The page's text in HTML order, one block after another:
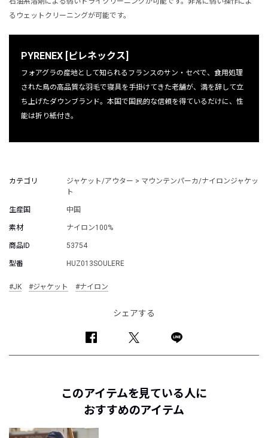
るウェットクリーニングが可能です。
PYRENEX [ピレネックス]
フォアグラの産地として知られるフランスのサン・セペで、食用処理
された鳥の高品質な羽毛で寝具を手掛けてきた老舗が、満を辞して立
ち上げたダウンブランド。本国で国民的な信頼を得ているだけに、性
能は折り紙付き。
カテゴリ
ジャケット/アウター > マウンテンパーカ/ナイロンジャケッ
ト
生産国 中国
素材 ナイロン100%
商品ID 53754
型番 HUZ013SOULERE
#JK #ジャケット #ナイロン
シェアする
このアイテムを見ている人に
おすすめのアイテム